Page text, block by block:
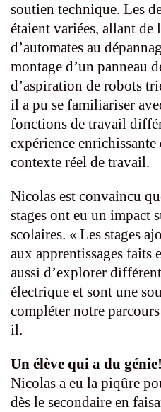
soutien technique. Les
étaient variées, allant de
d’automates au
montage d’un panneau
d’aspiration de robots
il a pu se familiariser
fonctions de travail
expérience
contexte réel de travail.
Nicolas est convaincu
stages ont eu un impact
scolaires. « Les stages
aux apprentissages faits
aussi d’explorer
électrique et sont une
compléter notre
il.
Un élève qui a du
Nicolas a eu la piqûre
dès le secondaire en